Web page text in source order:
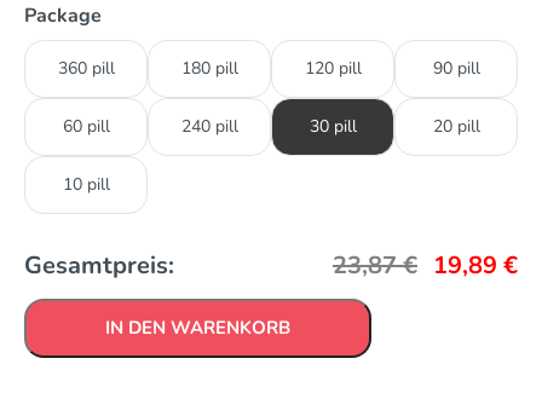
Package
360 pill 180 pill 120 pill 90 pill
60 pill 240 pill 30 pill 20 pill
10 pill
Gesamtpreis: 23,87€ 19,89 €
IN DEN WARENKORB